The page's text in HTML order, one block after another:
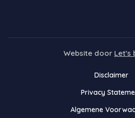
Website door Let's
Disclaimer
Privacy
Algemene